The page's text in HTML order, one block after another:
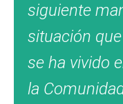
siguiente
situación
se ha vivido
la